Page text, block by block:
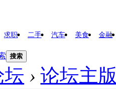
求职 二手 汽车 美食 金融
搜索
坛 › 论坛主